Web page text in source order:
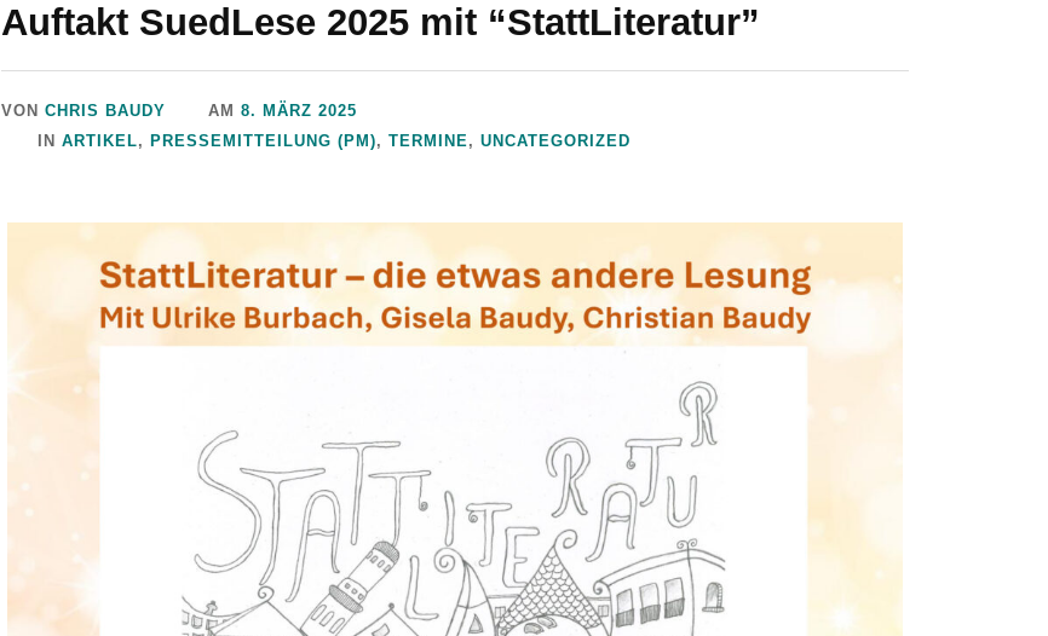
Auftakt SuedLese 2025 mit “StattLiteratur”
VONCHRIS BAUDY AM8. MÄRZ 2025
INARTIKEL, PRESSEMITTEILUNG (PM),TERMINE,UNCATEGORIZED